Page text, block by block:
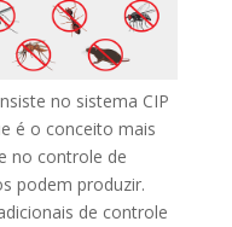
no sistema CIP
é o conceito mais
no controle de
podem produzir.
de controle